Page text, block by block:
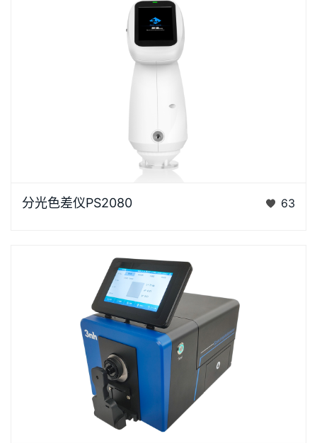
系列的昵称，“胖妞&rdq…
分光色差仪PS2080 63